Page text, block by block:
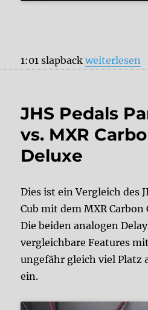
1:01 slapback„JHS
weiterlesen
JHS Pedals
vs. MXR
Deluxe
Dies ist ein Vergleich des
Cub mit dem MXR Carbon
Die beiden analogen
vergleichbare Features
ungefähr gleich viel Platz
ein.